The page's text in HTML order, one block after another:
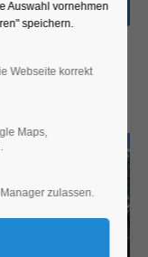
Auswahl vornehmen
speichern.
Webseite korrekt
Maps,
zulassen.